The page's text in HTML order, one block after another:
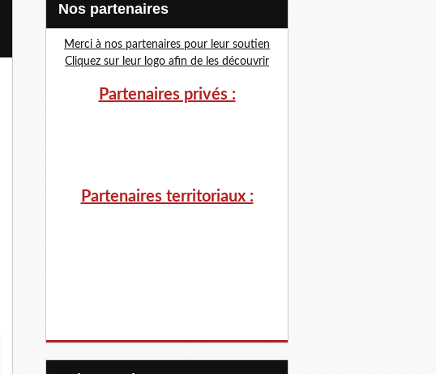
Nos partenaires
Merci à nos partenaires pour leur soutien
Cliquez sur leur logo afin de les découvrir
Partenaires privés :
Partenaires territoriaux :